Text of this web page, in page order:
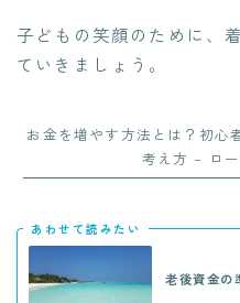
子どもの笑顔のために、
ていきましょう。
お金を増やす方法とは？初心
考え方 – ロ
あわせて読みたい
老後資金の